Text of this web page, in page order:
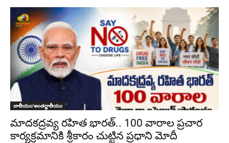
జాతీయం/అంతర్జాతీయం
మాదకద్రవ్య రహిత భారత్.. 100 వారాల ప్రచార
కార్యక్రమానికి శ్రీకారం చుట్టిన ప్రధాని మోదీ